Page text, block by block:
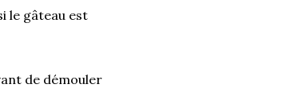
le gâteau est
de démouler